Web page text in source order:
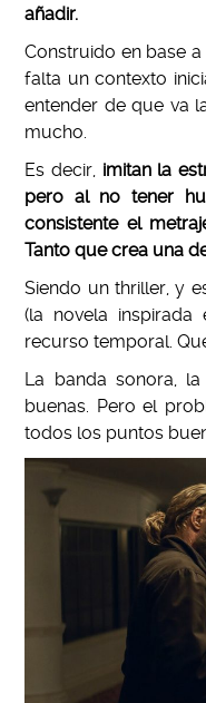
añadir.
Construido en base
falta un contexto
entender de que va
mucho.
Es decir, imitan la
pero al no tener
consistente el
Tanto que crea una
Siendo un thriller, y
(la novela
recurso temporal.
La banda sonora,
buenas. Pero el
todos los puntos